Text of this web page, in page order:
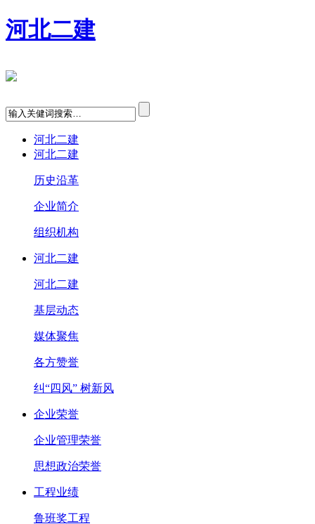
河北二建
河北二建
河北二建
历史沿革
企业简介
组织机构
河北二建
河北二建
基层动态
媒体聚焦
各方赞誉
纠“四风” 树新风
企业荣誉
企业管理荣誉
思想政治荣誉
工程业绩
鲁班奖工程